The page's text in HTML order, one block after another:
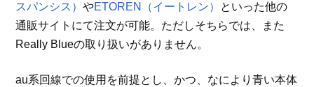
スパンシス）やETOREN（イートレン） といった他の
通販サイトにて注文が可能。ただしそちらでは、また
Really Blueの取り扱いがありません。
au系回線での使用を前提とし、かつ、なにより青い本体